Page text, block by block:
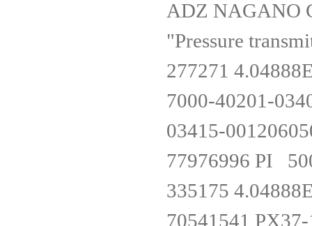
ADZ NAGANO
"Pressure
277271
7000-40201-
03415-
77976996 PI
335175
70541541